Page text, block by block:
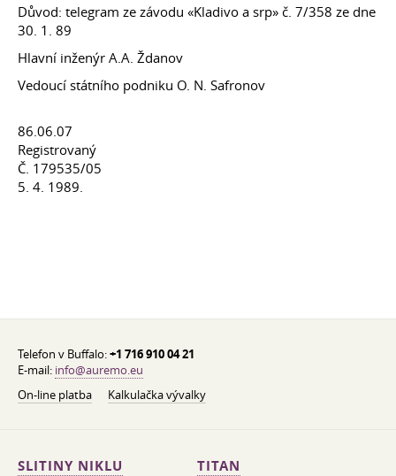
Důvod: telegram ze závodu «Kladivo a srp» č. 7/358 ze dne
30. 1. 89
Hlavní inženýr A.A. Ždanov
Vedoucí státního podniku O. N. Safronov
86.06.07
Registrovaný
Č. 179535/05
5. 4. 1989.
Telefon v Buffalo:+1 716 910 04 21
E-mail: info@auremo.eu
On-line platba
Kalkulačka vývalky
SLITINY NIKLU TITAN